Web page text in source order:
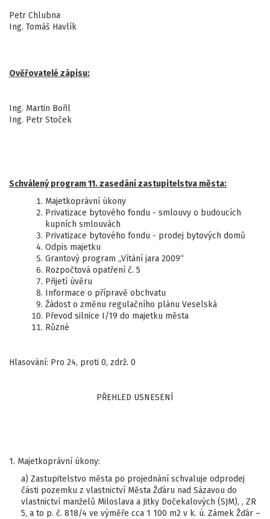
Petr Chlubna
Ing. Tomáš Havlík
Ověřovatelé zápisu:
Ing. Martin Bořil
Ing. Petr Stoček
Schválený program 11. zasedání zastupitelstva města:
Majetkoprávní úkony
Privatizace bytového fondu - smlouvy o budoucích
kupních smlouvách
Privatizace bytového fondu - prodej bytových domů
Odpis majetku
Grantový program „Vítání jara 2009“
Rozpočtová opatření č. 5
Přijetí úvěru
Informace o přípravě obchvatu
Žádost o změnu regulačního plánu Veselská
Převod silnice I/19 do majetku města
Různé
Hlasování: Pro 24, proti 0, zdrž. 0
PŘEHLED USNESENÍ
1. Majetkoprávní úkony:
a) Zastupitelstvo města po projednání schvaluje odprodej
části pozemku z vlastnictví Města Žďáru nad Sázavou do
vlastnictví manželů Miloslava a Jitky Dočekalových (SJM), , ZR
5, a to p. č. 818/4 ve výměře cca 1 100 m2 v k. ú. Zámek Žďár –